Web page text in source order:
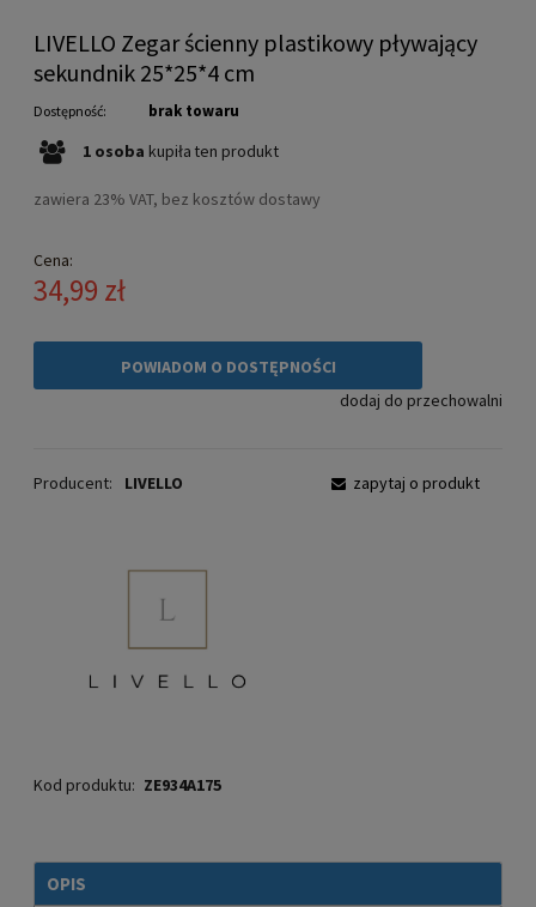
LIVELLO Zegar ścienny plastikowy pływający
sekundnik 25*25*4 cm
Dostępność: brak towaru
1 osoba kupiła ten produkt
zawiera 23% VAT, bez kosztów dostawy
Cena:
34,99 zł
POWIADOM O DOSTĘPNOŚCI
dodaj do przechowalni
Producent: LIVELLO
Kod produktu: ZE934A175
zapytaj o produkt
OPIS